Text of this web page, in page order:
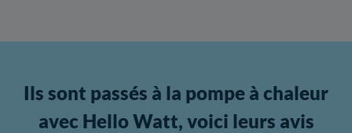
Ils sont passés à la pompe à chaleur
avec Hello Watt, voici leurs avis